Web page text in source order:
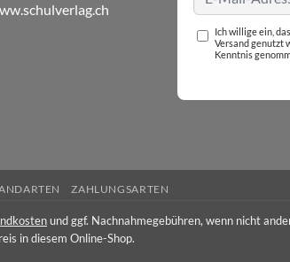
Ich willige ein,
Versand genutzt
Kenntnis
ZAHLUNGSARTEN
und ggf. Nachnahmegebühren, wenn nicht
in diesem Online-Shop.